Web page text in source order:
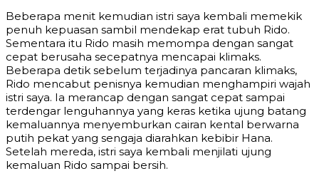
Beberapa menit kemudian istri saya kembali memekik
penuh kepuasan sambil mendekap erat tubuh Rido.
Sementara itu Rido masih memompa dengan sangat
cepat berusaha secepatnya mencapai klimaks.
Beberapa detik sebelum terjadinya pancaran klimaks,
Rido mencabut penisnya kemudian menghampiri wajah
istri saya. Ia merancap dengan sangat cepat sampai
terdengar lenguhannya yang keras ketika ujung batang
kemaluannya menyemburkan cairan kental berwarna
putih pekat yang sengaja diarahkan kebibir Hana.
Setelah mereda, istri saya kembali menjilati ujung
kemaluan Rido sampai bersih.